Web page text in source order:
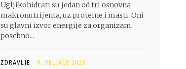
Ugljikohidrati su jedan od tri osnovna
makronutrijenta, uz proteine i masti. Oni
su glavni izvor energije za organizam,
posebno...
ZDRAVLJE 9. VELJAČE 2026.